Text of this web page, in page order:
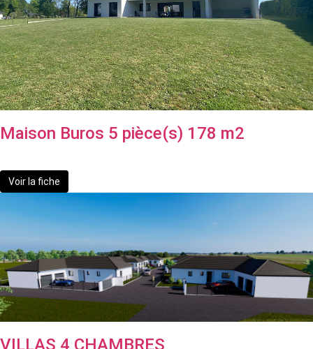
Maison Buros 5 pièce(s) 178 m2
Voir la fiche
VILLAS 4 CHAMBRES